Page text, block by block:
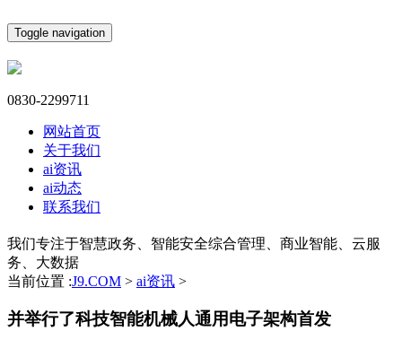
Toggle navigation
0830-2299711
网站首页
关于我们
ai资讯
ai动态
联系我们
我们专注于智慧政务、智能安全综合管理、商业智能、云服
务、大数据
当前位置 :J9.COM > ai资讯 >
并举行了科技智能机械人通用电子架构首发